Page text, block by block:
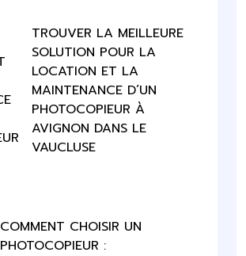
TROUVER LA MEILLEURE
SOLUTION POUR LA
LOCATION ET LA
MAINTENANCE D’UN
PHOTOCOPIEUR À
AVIGNON DANS LE
VAUCLUSE
COMMENT CHOISIR UN
PHOTOCOPIEUR :